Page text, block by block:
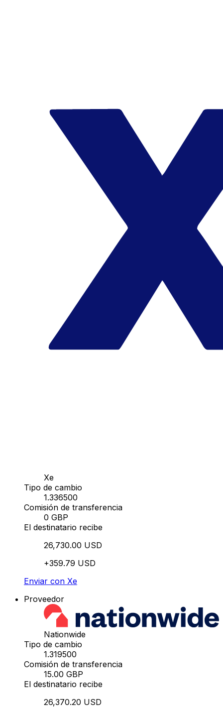
Xe
Tipo de cambio
1.336500
Comisión de transferencia
0 GBP
El destinatario recibe
26,730.00 USD
+359.79 USD
Enviar con Xe
Proveedor
Nationwide
Tipo de cambio
1.319500
Comisión de transferencia
15.00 GBP
El destinatario recibe
26,370.20 USD